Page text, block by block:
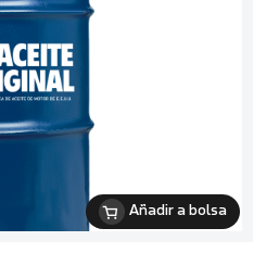
Añadir a bolsa